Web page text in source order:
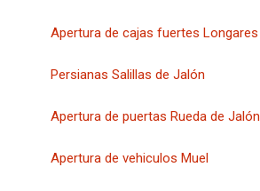
Apertura de cajas fuertes Longares
Persianas Salillas de Jalón
Apertura de puertas Rueda de Jalón
Apertura de vehiculos Muel